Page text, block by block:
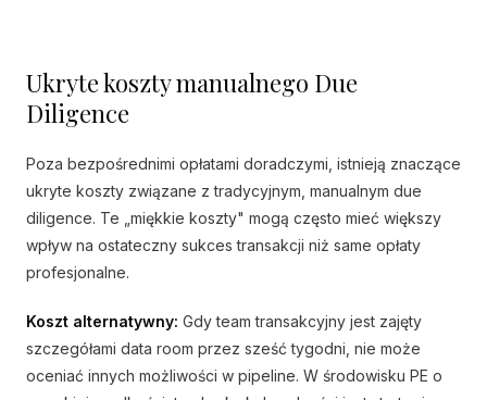
Ukryte koszty manualnego Due
Diligence
Poza bezpośrednimi opłatami doradczymi, istnieją znaczące
ukryte koszty związane z tradycyjnym, manualnym due
diligence. Te „miękkie koszty" mogą często mieć większy
wpływ na ostateczny sukces transakcji niż same opłaty
profesjonalne.
Koszt alternatywny: Gdy team transakcyjny jest zajęty
szczegółami data room przez sześć tygodni, nie może
oceniać innych możliwości w pipeline. W środowisku PE o